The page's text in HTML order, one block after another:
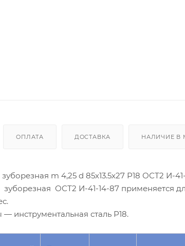
ОПЛАТА ДОСТАВКА НАЛИЧИЕ В
m 4,25 d 85х13.5х27 Р18 ОСТ2 И-
ОСТ2 И-41-14-87 применяется
инструментальная сталь Р18.